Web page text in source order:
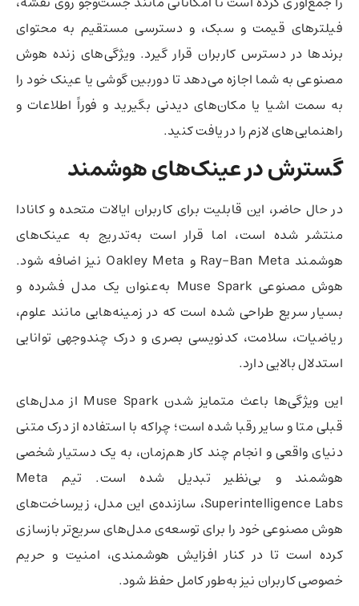
فیلترهای قیمت و سبک، و دسترسی مستقیم به محتوای
برندها در دسترس کاربران قرار گیرد. ویژگی‌های زنده هوش
مصنوعی به شما اجازه می‌دهد تا دوربین گوشی یا عینک خود را
به سمت اشیا یا مکان‌های دیدنی بگیرید و فوراً اطلاعات و
راهنمایی‌های لازم را دریافت کنید.
گسترش در عینک‌های هوشمند
در حال حاضر، این قابلیت برای کاربران ایالات متحده و کانادا
منتشر شده است، اما قرار است به‌تدریج به عینک‌های
هوشمند Ray-Ban Meta و Oakley Meta نیز اضافه شود.
هوش مصنوعی Muse Spark به‌عنوان یک مدل فشرده و
بسیار سریع طراحی شده است که در زمینه‌هایی مانند علوم،
ریاضیات، سلامت، کدنویسی بصری و درک چندوجهی توانایی
استدلال بالایی دارد.
این ویژگی‌ها باعث متمایز شدن Muse Spark از مدل‌های
قبلی متا و سایر رقبا شده است؛ چراکه با استفاده از درک متنی
دنیای واقعی و انجام چند کار هم‌زمان، به یک دستیار شخصی
هوشمند و بی‌نظیر تبدیل شده است. تیم Meta
Superintelligence Labs، سازنده‌ی این مدل، زیرساخت‌های
هوش مصنوعی خود را برای توسعه‌ی مدل‌های سریع‌تر بازسازی
کرده است تا در کنار افزایش هوشمندی، امنیت و حریم
خصوصی کاربران نیز به‌طور کامل حفظ شود.